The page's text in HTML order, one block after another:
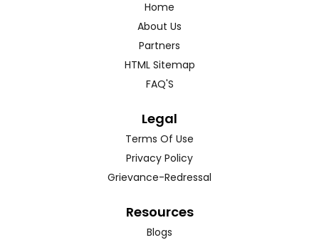
Home
About Us
Partners
HTML Sitemap
FAQ'S
Legal
Terms Of Use
Privacy Policy
Grievance-Redressal
Resources
Blogs